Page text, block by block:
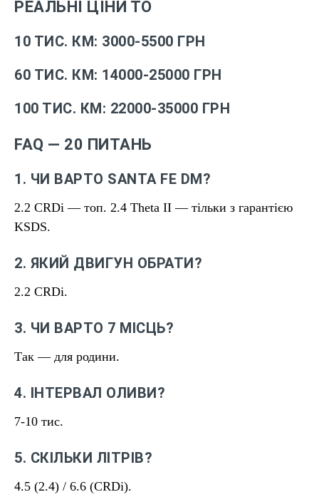
РЕАЛЬНІ ЦІНИ ТО
10 ТИС. КМ: 3000-5500 ГРН
60 ТИС. КМ: 14000-25000 ГРН
100 ТИС. КМ: 22000-35000 ГРН
FAQ — 20 ПИТАНЬ
1. ЧИ ВАРТО SANTA FE DM?
2.2 CRDi — топ. 2.4 Theta II — тільки з гарантією
KSDS.
2. ЯКИЙ ДВИГУН ОБРАТИ?
2.2 CRDi.
3. ЧИ ВАРТО 7 МІСЦЬ?
Так — для родини.
4. ІНТЕРВАЛ ОЛИВИ?
7-10 тис.
5. СКІЛЬКИ ЛІТРІВ?
4.5 (2.4) / 6.6 (CRDi).